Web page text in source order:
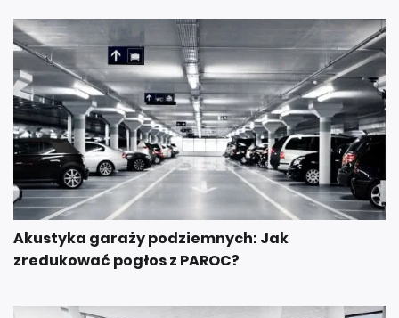
Akustyka garaży podziemnych: Jak
zredukować pogłos z PAROC?